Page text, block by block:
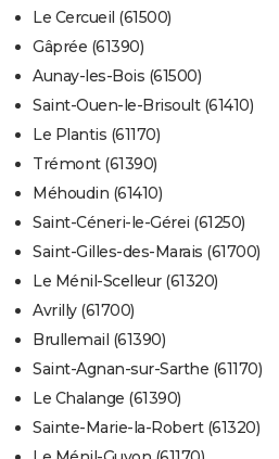
Le Cercueil (61500)
Gâprée (61390)
Aunay-les-Bois (61500)
Saint-Ouen-le-Brisoult (61410)
Le Plantis (61170)
Trémont (61390)
Méhoudin (61410)
Saint-Céneri-le-Gérei (61250)
Saint-Gilles-des-Marais (61700)
Le Ménil-Scelleur (61320)
Avrilly (61700)
Brullemail (61390)
Saint-Agnan-sur-Sarthe (61170)
Le Chalange (61390)
Sainte-Marie-la-Robert (61320)